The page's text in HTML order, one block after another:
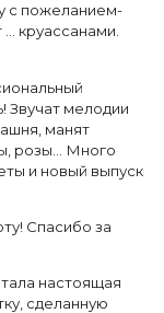
с пожеланием-
круассанами.
Звучат мелодии
манят
розы... Много
и новый выпуск
Спасибо за
настоящая
сделанную